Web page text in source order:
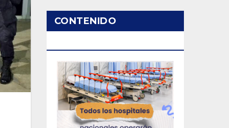
CONTENIDO